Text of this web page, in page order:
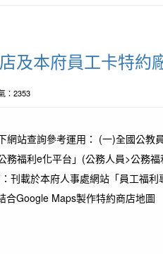
及本府員工卡特約
：2353
網站查詢參考運用： (一)全國公教
務福利e化平台」(公務人員>公務
刊載於本府人事處網站「員工福
合Google Maps製作特約商店地圖